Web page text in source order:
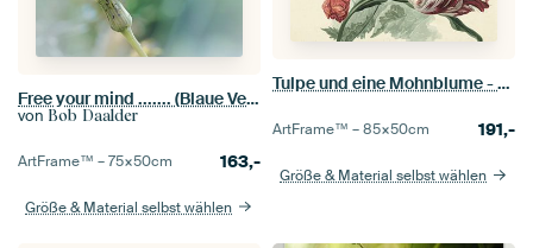
Free your mind ....... (Blaue Version) (Schmetterling, Sommer, Natur)
von Bob Daalder
ArtFrame™ –75×50cm 163,-
Größe & Material selbst wählen
Tulpe und eine Mohnblume - Willem van Leen
ArtFrame™ –85×50cm 191,-
Größe & Material selbst wählen